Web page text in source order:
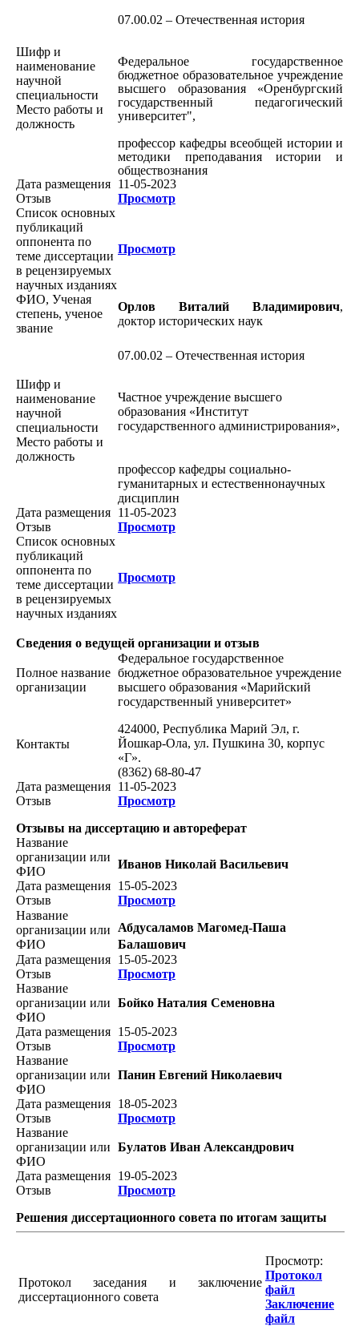
Шифр и
наименование
научной
специальности
Место работы и
должность
07.00.02 – Отечественная история
Федеральное государственное
бюджетное образовательное учреждение
высшего образования «Оренбургский
государственный педагогический
университет",
профессор кафедры всеобщей истории и
методики преподавания истории и
обществознания
Дата размещения 11-05-2023
Отзыв
Просмотр
Список основных
публикаций
оппонента по
теме диссертации
в рецензируемых
научных изданиях
Просмотр
ФИО, Ученая
степень, ученое
звание
Орлов Виталий Владимирович,
доктор исторических наук
Шифр и
наименование
научной
специальности
Место работы и
должность
07.00.02 – Отечественная история
Частное учреждение высшего
образования «Институт
государственного администрирования»,
профессор кафедры социально-
гуманитарных и естественнонаучных
дисциплин
Дата размещения 11-05-2023
Отзыв
Просмотр
Список основных
публикаций
оппонента по
теме диссертации
в рецензируемых
научных изданиях
Просмотр
Сведения о ведущей организации и отзыв
Полное название
организации
Федеральное государственное
бюджетное образовательное учреждение
высшего образования «Марийский
государственный университет»
Контакты
424000, Республика Марий Эл, г.
Йошкар-Ола, ул. Пушкина 30, корпус
«Г».
(8362) 68-80-47
Дата размещения 11-05-2023
Отзыв
Просмотр
Отзывы на диссертацию и автореферат
Название
организации или
ФИО
Иванов Николай Васильевич
Дата размещения 15-05-2023
Отзыв
Просмотр
Название
организации или
ФИО
Абдусаламов Магомед-Паша
Балашович
Дата размещения 15-05-2023
Отзыв
Просмотр
Название
организации или
ФИО
Бойко Наталия Семеновна
Дата размещения 15-05-2023
Отзыв
Просмотр
Название
организации или
ФИО
Панин Евгений Николаевич
Дата размещения 18-05-2023
Отзыв
Просмотр
Название
организации или
ФИО
Булатов Иван Александрович
Дата размещения 19-05-2023
Отзыв
Просмотр
Решения диссертационного совета по итогам защиты
Протокол заседания и заключение
диссертационного совета
Просмотр:
Протокол
файл
Заключение
файл